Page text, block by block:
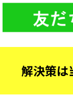
解決策は